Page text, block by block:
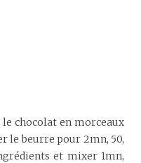
le chocolat en morceaux
le beurre pour 2mn, 50,
et mixer 1mn,